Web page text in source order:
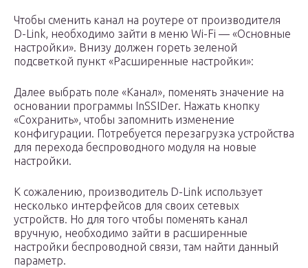
Чтобы сменить канал на роутере от производителя
D-Link, необходимо зайти в меню Wi-Fi — «Основные
настройки». Внизу должен гореть зеленой
подсветкой пункт «Расширенные настройки»:
Далее выбрать поле «Канал», поменять значение на
основании программы InSSIDer. Нажать кнопку
«Сохранить», чтобы запомнить изменение
конфигурации. Потребуется перезагрузка устройства
для перехода беспроводного модуля на новые
настройки.
К сожалению, производитель D-Link использует
несколько интерфейсов для своих сетевых
устройств. Но для того чтобы поменять канал
вручную, необходимо зайти в расширенные
настройки беспроводной связи, там найти данный
параметр.